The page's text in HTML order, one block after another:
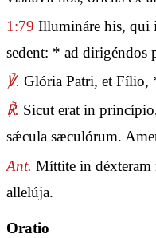
1:79 Illumináre his, qui
sedent: * ad dirigéndos
℣. Glória Patri, et Fílio,
℟. Sicut erat in
sǽcula sæculórum.
Ant. Míttite in déxteram
allelúja.
Oratio